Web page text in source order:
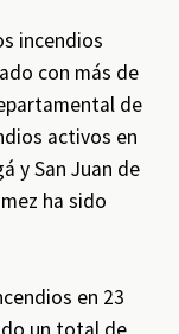
incendios
con más de
de
activos en
y San Juan de
ha sido
en 23